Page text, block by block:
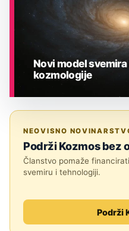
Novi model
kozmologije
NEOVISNO
Podrži Kozmos bez
Članstvo pomaže
svemiru i tehnologiji.
Podrži